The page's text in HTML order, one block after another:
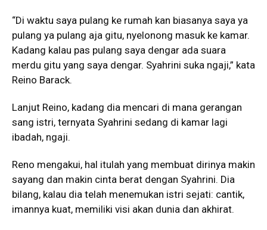
“Di waktu saya pulang ke rumah kan biasanya saya ya
pulang ya pulang aja gitu, nyelonong masuk ke kamar.
Kadang kalau pas pulang saya dengar ada suara
merdu gitu yang saya dengar. Syahrini suka ngaji,” kata
Reino Barack.
Lanjut Reino, kadang dia mencari di mana gerangan
sang istri, ternyata Syahrini sedang di kamar lagi
ibadah, ngaji.
Reno mengakui, hal itulah yang membuat dirinya makin
sayang dan makin cinta berat dengan Syahrini. Dia
bilang, kalau dia telah menemukan istri sejati: cantik,
imannya kuat, memiliki visi akan dunia dan akhirat.